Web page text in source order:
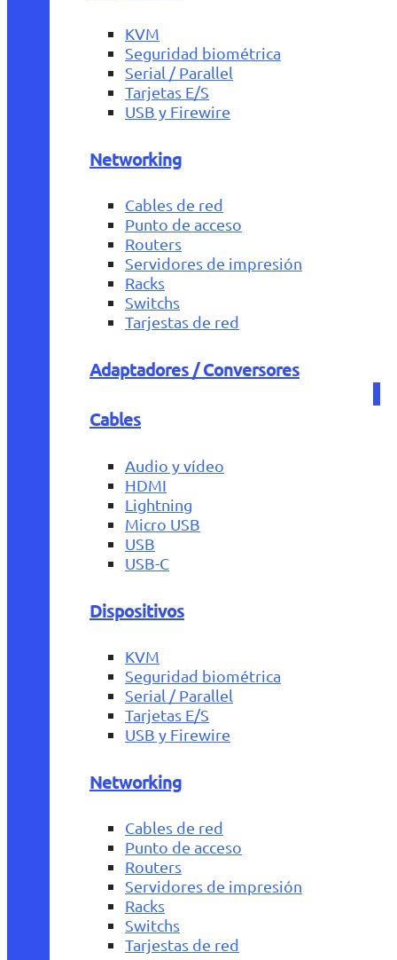
KVM
Seguridad biométrica
Serial / Parallel
Tarjetas E/S
USB y Firewire
Networking
Cables de red
Punto de acceso
Routers
Servidores de impresión
Racks
Switchs
Tarjestas de red
Adaptadores / Conversores
Cables
Audio y vídeo
HDMI
Lightning
Micro USB
USB
USB-C
Dispositivos
KVM
Seguridad biométrica
Serial / Parallel
Tarjetas E/S
USB y Firewire
Networking
Cables de red
Punto de acceso
Routers
Servidores de impresión
Racks
Switchs
Tarjestas de red